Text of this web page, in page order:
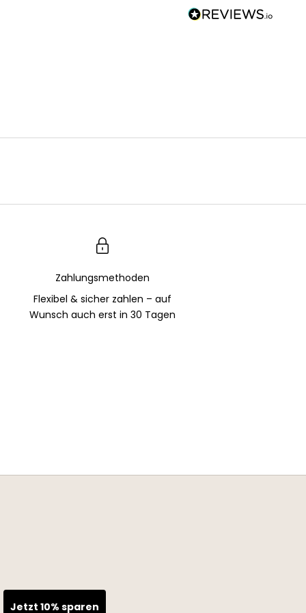
Zahlungsmethoden
Flexibel & sicher zahlen – auf
Wunsch auch erst in 30 Tagen
Jetzt 10% sparen